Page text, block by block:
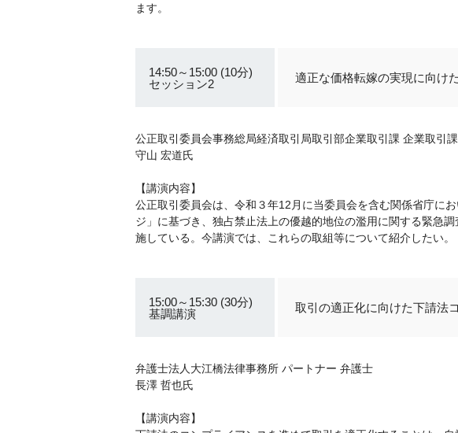
ます。
14:50～15:00 (10分)
セッション2
適正な価格転嫁の実現に向け
公正取引委員会事務総局経済取引局取引部企業取引課 企業取引
守山 宏道氏
【講演内容】
公正取引委員会は、令和３年12月に当委員会を含む関係省庁に
ジ」に基づき、独占禁止法上の優越的地位の濫用に関する緊急
施している。今講演では、これらの取組等について紹介したい。
15:00～15:30 (30分)
基調講演
取引の適正化に向けた下請法
弁護士法人大江橋法律事務所 パートナー 弁護士
長澤 哲也氏
【講演内容】